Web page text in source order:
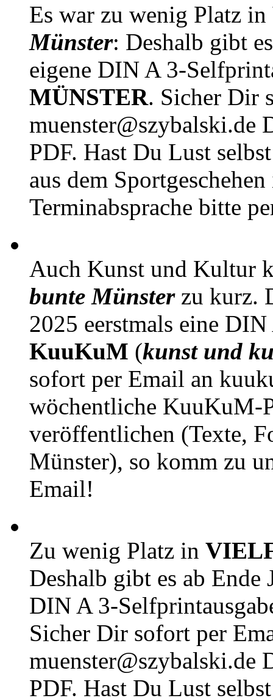
Es war zu wenig Platz in
Münster: Deshalb gibt
eigene DIN A 3-
MÜNSTER. Sicher Dir
muenster@szybalski.de
PDF. Hast Du Lust
aus dem
Terminabsprache bitte
Auch Kunst und Kultur
bunte Münsterzu kurz.
2025 eerstmals eine
KuuKuM (kunst und
sofort per Email an
wöchentliche KuuKuM-
veröffentlichen (Texte,
Münster), so komm zu
Email!
Zu wenig Platz in
Deshalb gibt es ab Ende
DIN A 3-
Sicher Dir sofort per
muenster@szybalski.de
PDF. Hast Du Lust